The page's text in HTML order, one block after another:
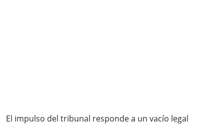
El impulso del tribunal responde a un vacío legal